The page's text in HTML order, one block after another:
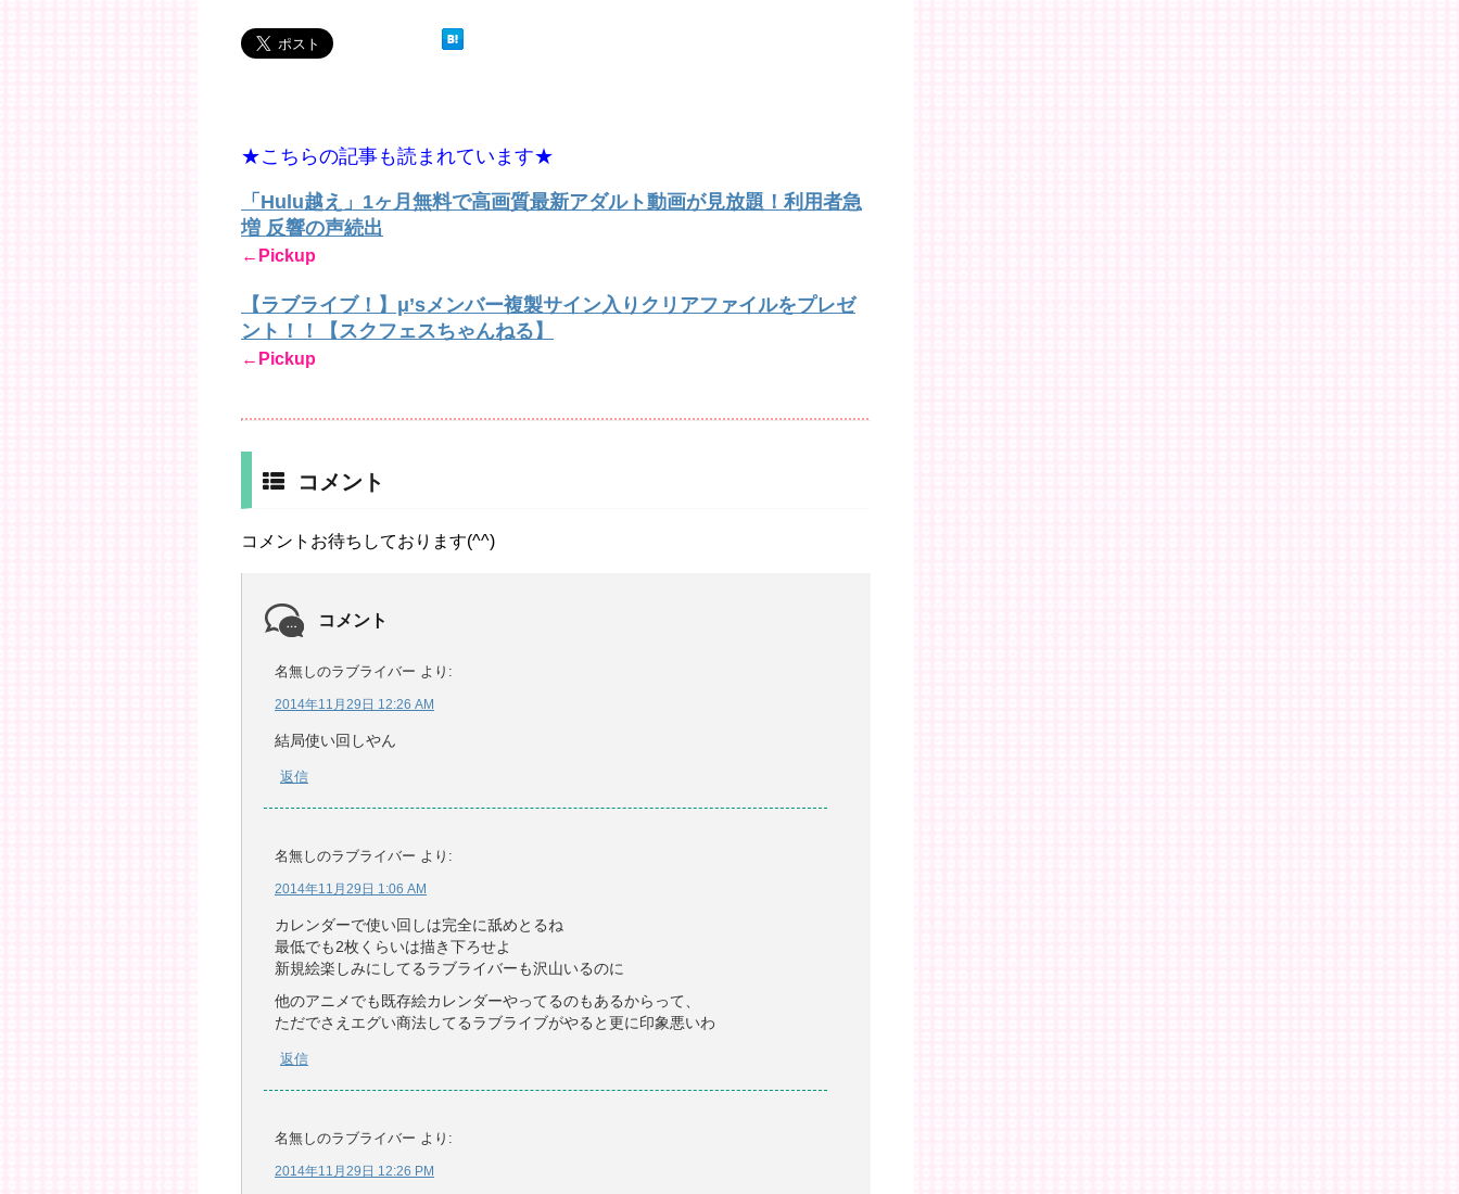
★こちらの記事も読まれています★
「Hulu越え」1ヶ月無料で高画質最新アダルト動画が見放題！利用者急
増 反響の声続出
←Pickup
【ラブライブ！】μ’sメンバー複製サイン入りクリアファイルをプレゼ
ント！！【スクフェスちゃんねる】
←Pickup
コメント
コメントお待ちしております(^^)
コメント
名無しのラブライバー より:
2014年11月29日 12:26 AM
結局使い回しやん
返信
名無しのラブライバー より:
2014年11月29日 1:06 AM
カレンダーで使い回しは完全に舐めとるね
最低でも2枚くらいは描き下ろせよ
新規絵楽しみにしてるラブライバーも沢山いるのに
他のアニメでも既存絵カレンダーやってるのもあるからって、
ただでさえエグい商法してるラブライブがやると更に印象悪いわ
返信
名無しのラブライバー より:
2014年11月29日 12:26 PM